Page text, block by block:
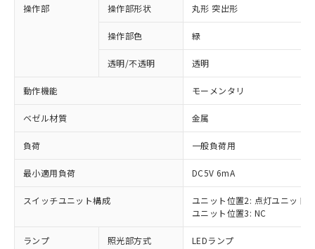
操作部 操作部形状 丸形 突出形
操作部色 緑
透明/不透明 透明
動作機能 モーメンタリ
ベゼル材質 金属
負荷 一般負荷用
最小適用負荷 DC5V 6mA
スイッチユニット構成
ユニット位置2: 点灯ユニット
ユニット位置3: NC
ランプ 照光部方式 LEDランプ